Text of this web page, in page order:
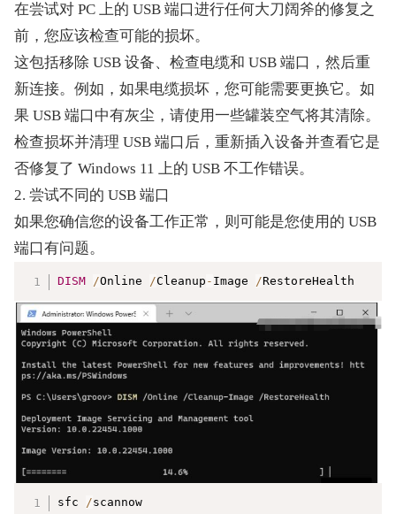
在尝试对 PC 上的 USB 端口进行任何大刀阔斧的修复之
前，您应该检查可能的损坏。
这包括移除 USB 设备、检查电缆和 USB 端口，然后重
新连接。例如，如果电缆损坏，您可能需要更换它。如
果 USB 端口中有灰尘，请使用一些罐装空气将其清除。
检查损坏并清理 USB 端口后，重新插入设备并查看它是
否修复了 Windows 11 上的 USB 不工作错误。
2. 尝试不同的 USB 端口
如果您确信您的设备工作正常，则可能是您使用的 USB
端口有问题。
DISM /Online /Cleanup - Image /RestoreHealth
复制
sfc /scannow